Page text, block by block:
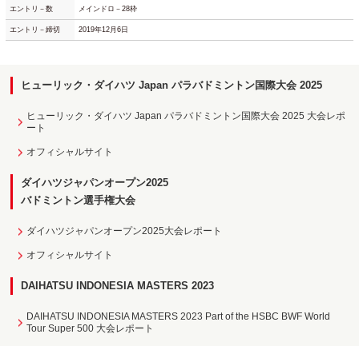
エントリ－数 メインドロ－28枠
エントリ－締切 2019年12月6日
ヒューリック・ダイハツ Japan パラバドミントン国際大会 2025
ヒューリック・ダイハツ Japan パラバドミントン国際大会 2025 大会レポ
ート
オフィシャルサイト
ダイハツジャパンオープン2025
バドミントン選手権大会
ダイハツジャパンオープン2025大会レポート
オフィシャルサイト
DAIHATSU INDONESIA MASTERS 2023
DAIHATSU INDONESIA MASTERS 2023 Part of the HSBC BWF World
Tour Super 500 大会レポート